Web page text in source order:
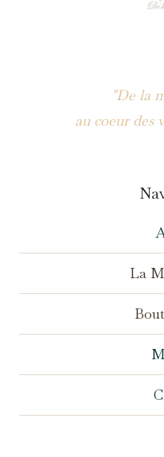
"De la
au coeur des
La